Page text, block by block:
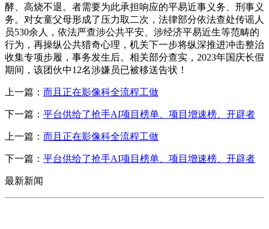
酵、高烧不退。者需要为此承担响应的平易近事义务、刑事义
务。对女童父母形成了压力取二次，法律部分依法查处传谣人
员530余人，依法严查涉公共平安、涉经济平易近生等范畴的
行为，再操纵公共猎奇心理，机关下一步将纵深推进冲击整治
收集专项步履，事务发生后。相关部分查实，2023年国庆长假
期间，该团伙中12名涉嫌员已被移送告状！
上一篇： 而且正在影像科全流程工做
下一篇： 平台供给了抢手AI项目榜单、项目增速榜、开辟者
上一篇： 而且正在影像科全流程工做
下一篇： 平台供给了抢手AI项目榜单、项目增速榜、开辟者
最新新闻